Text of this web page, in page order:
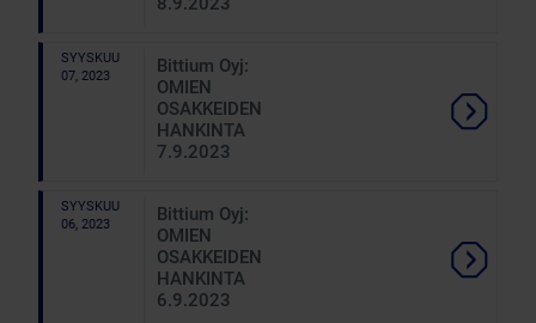
SYYSKUU
07, 2023
Bittium Oyj:
OMIEN
OSAKKEIDEN
HANKINTA
7.9.2023
SYYSKUU
06, 2023
Bittium Oyj:
OMIEN
OSAKKEIDEN
HANKINTA
6.9.2023